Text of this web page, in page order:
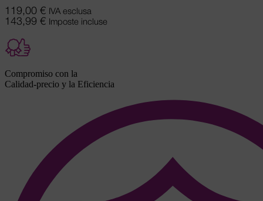
119,00 € IVA esclusa
143,99 € Imposte incluse
Compromiso con la
Calidad-precio y la Eficiencia